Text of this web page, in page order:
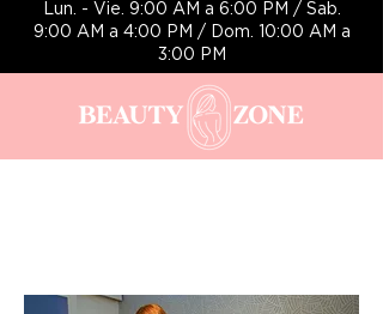
Lun. - Vie. 9:00 AM a 6:00 PM / Sab.
9:00 AM a 4:00 PM / Dom. 10:00 AM a
3:00 PM